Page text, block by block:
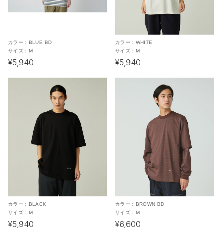
カラー： BLUE BD
サイズ： M
¥5,940
カラー： WHITE
サイズ： M
¥5,940
カラー： BLACK
サイズ： M
¥5,940
カラー： BROWN BD
サイズ： M
¥6,600